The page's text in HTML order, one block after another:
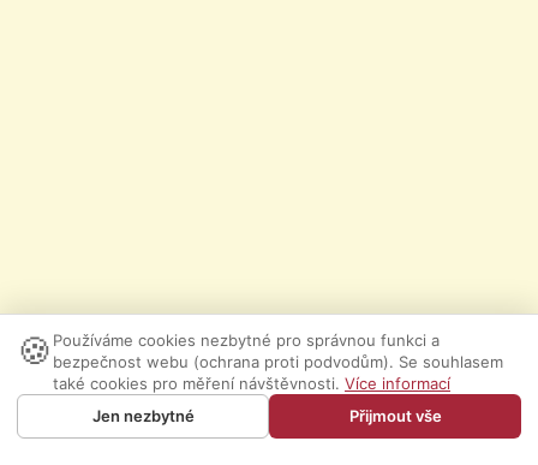
🍪 Používáme cookies nezbytné pro správnou funkci a
bezpečnost webu (ochrana proti podvodům). Se souhlasem
také cookies pro měření návštěvnosti. Více informací
Jen nezbytné
Přijmout vše